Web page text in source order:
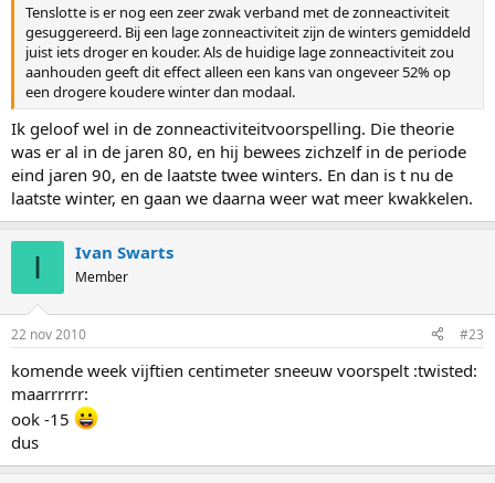
Tenslotte is er nog een zeer zwak verband met de zonneactiviteit
gesuggereerd. Bij een lage zonneactiviteit zijn de winters gemiddeld
juist iets droger en kouder. Als de huidige lage zonneactiviteit zou
aanhouden geeft dit effect alleen een kans van ongeveer 52% op
een drogere koudere winter dan modaal.
Ik geloof wel in de zonneactiviteitvoorspelling. Die theorie
was er al in de jaren 80, en hij bewees zichzelf in de periode
eind jaren 90, en de laatste twee winters. En dan is t nu de
laatste winter, en gaan we daarna weer wat meer kwakkelen.
I Ivan Swarts
Member
22 nov 2010 #23
komende week vijftien centimeter sneeuw voorspelt :twisted:
maarrrrrr:
ook -15
dus